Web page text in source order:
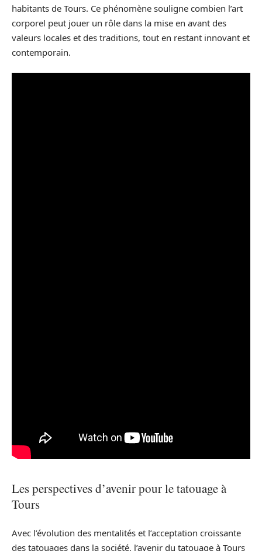
habitants de Tours. Ce phénomène souligne combien l’art
corporel peut jouer un rôle dans la mise en avant des
valeurs locales et des traditions, tout en restant innovant et
contemporain.
Les perspectives d’avenir pour le tatouage à
Tours
Avec l’évolution des mentalités et l’acceptation croissante
des tatouages dans la société, l’avenir du tatouage à Tours